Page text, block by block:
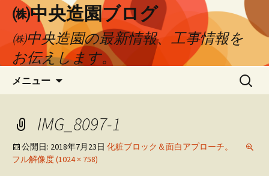
㈱中央造園ブログ
㈱中央造園の最新情報、工事情報を
お伝えします。
メニュー
ン
ツ
へ
移
検
IMG_8097-1
公開日: 2018年7月23日 化粧ブロック＆面白アプローチ。
フル解像度 (1024 × 758)